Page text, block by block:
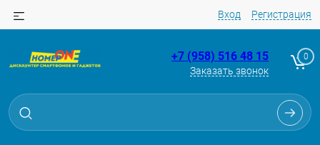
Вход Регистрация
+7 (958) 516 48 15
Заказать звонок
0
Для клиентов всех банков
Разбейте